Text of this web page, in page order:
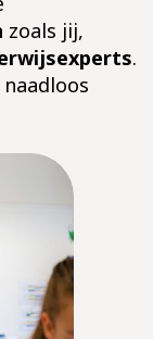
zoals jij,
.